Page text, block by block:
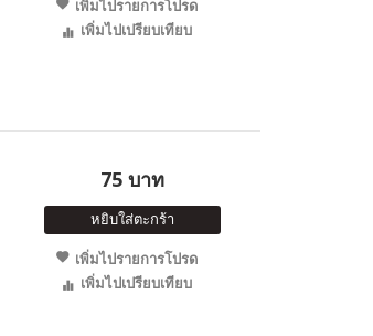
เพิ่มไปรายการโปรด
เพิ่มไปเปรียบเทียบ
75 บาท
หยิบใส่ตะกร้า
เพิ่มไปรายการโปรด
เพิ่มไปเปรียบเทียบ